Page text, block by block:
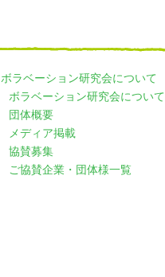
ボラベーション研究会について
ボラベーション研究会について
団体概要
メディア掲載
協賛募集
ご協賛企業・団体様一覧